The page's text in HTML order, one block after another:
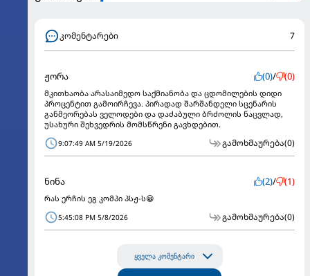
კომენტარები 7
ჟორა (0)/ (0)
მკითხაობა არასაიმედო საქმიანობა და ცდომილების დიდი
პროცენტით გამოირჩევა. პირადად შარშანდელი სცენარის
განმეორებას ველოდები და დაძაბული ბრძოლის ნაცვლად,
უსახური შეხვედრის მომსწრენი გავხდებით.
9:07:49 AM 5/19/2026 გამოხმაურება(0)
ნინა (2)/ (1)
რას ერჩის ეგ კომპი პსჟ-ს😀
5:45:08 PM 5/8/2026 გამოხმაურება(0)
ყველა კომენტარი